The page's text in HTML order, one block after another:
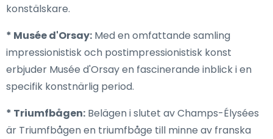
konstälskare.
* Musée d'Orsay: Med en omfattande samling
impressionistisk och postimpressionistisk konst
erbjuder Musée d'Orsay en fascinerande inblick i en
specifik konstnärlig period.
* Triumfbågen: Belägen i slutet av Champs-Élysées
är Triumfbågen en triumfbåge till minne av franska